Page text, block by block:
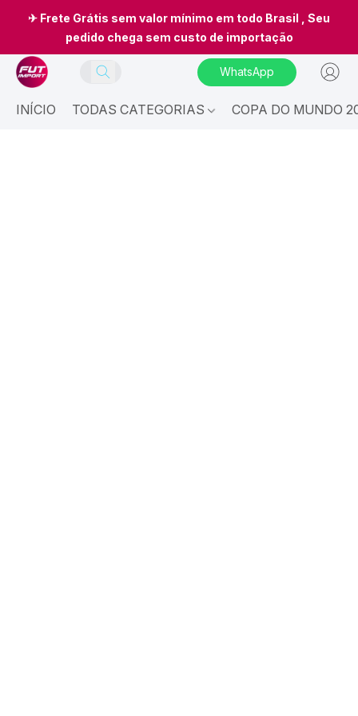
✈ Frete Grátis sem valor mínimo em todo Brasil , Seu
pedido chega sem custo de importação
WhatsApp
INÍCIO TODAS CATEGORIAS COPA DO MUNDO